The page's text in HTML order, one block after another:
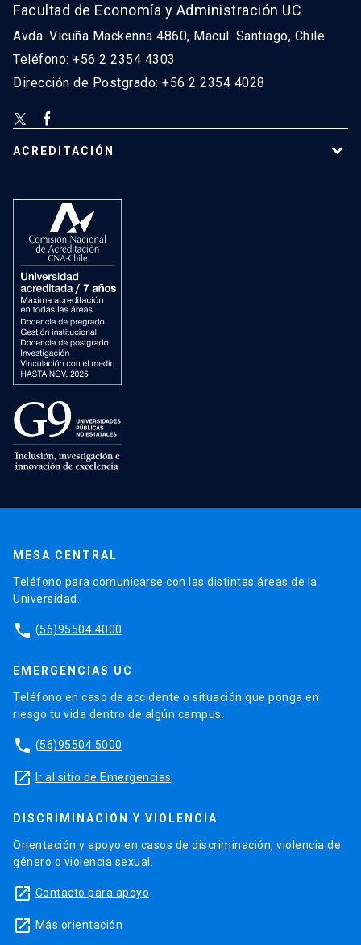
Facultad de Economía y Administración UC
Avda. Vicuña Mackenna 4860, Macul. Santiago, Chile
Teléfono: +56 2 2354 4303
Dirección de Postgrado: +56 2 2354 4028
ACREDITACIÓN
MESA CENTRAL
Teléfono para comunicarse con las distintas áreas de la
Universidad.
phone (56)95504 4000
EMERGENCIAS UC
Teléfono en caso de accidente o situación que ponga en
riesgo tu vida dentro de algún campus.
phone (56)95504 5000
launch Ir al sitio de Emergencias
DISCRIMINACIÓN Y VIOLENCIA
Orientación y apoyo en casos de discriminación, violencia de
género o violencia sexual.
launch Contacto para apoyo
launch Más orientación